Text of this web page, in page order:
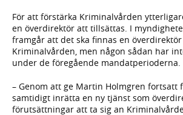
För att förstärka Kriminalvården
en överdirektör att tillsättas. I
framgår att det ska finnas en
Kriminalvården, men någon sådan har
under de föregående mandatperioderna.
– Genom att ge Martin Holmgren fortsatt
samtidigt inrätta en ny tjänst som
förutsättningar att ta sig an